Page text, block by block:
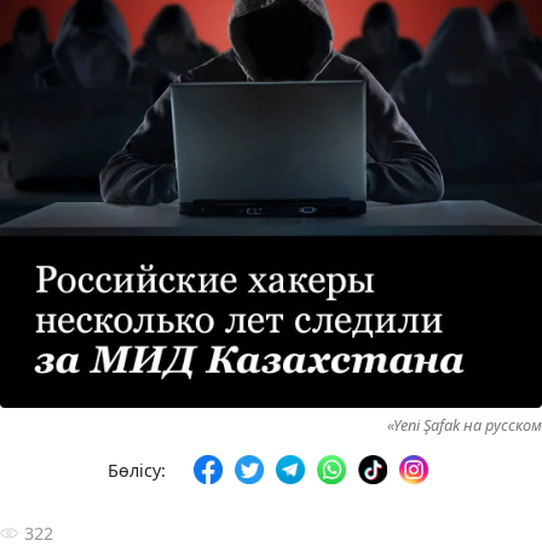
«Yeni Şafak на русском
Бөлісу:
322